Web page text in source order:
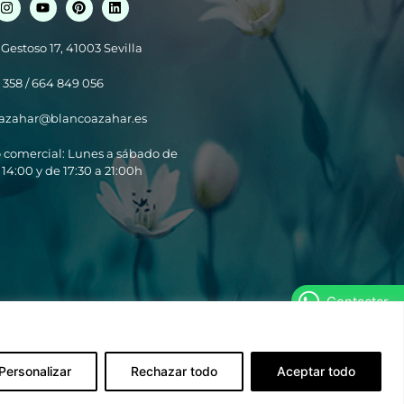
Rechazar todo Aceptar todo
17, 41003 Sevilla
358 / 664 849 056
comercial: Lunes a sábado de
y de 17:30 a 21:00h
Contactar